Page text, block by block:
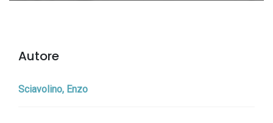
Autore
Sciavolino, Enzo